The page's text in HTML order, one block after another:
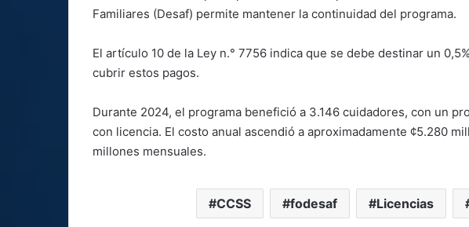
Familiares (Desaf) permite mantener la continuidad del programa.
El artículo 10 de la Ley n.° 7756 indica que se debe destinar un
cubrir estos pagos.
Durante 2024, el programa benefició a 3.146 cuidadores, con un
con licencia. El costo anual ascendió a aproximadamente ¢5.280
millones mensuales.
CCSS fodesaf Licencias